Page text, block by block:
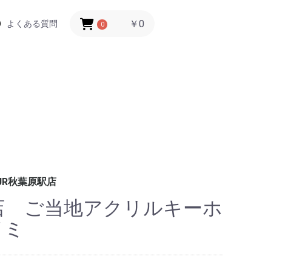
よくある質問 0 ￥0
秋葉原駅店
ご当地アクリルキーホ